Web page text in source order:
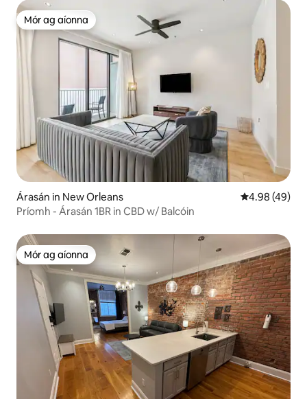
Mór ag aíonna
Mór ag aíonna
Árasán in New Orleans Meánrátáil
4.98 (49)
Príomh - Árasán 1BR in CBD w/ Balcóin
Mór ag aíonna
Mór ag aíonna